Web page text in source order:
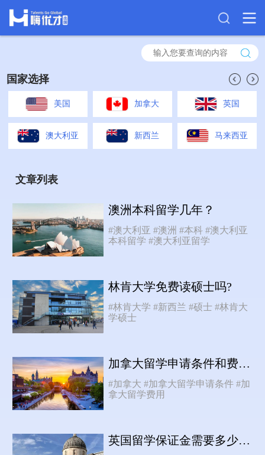
国家选择
美国 加拿大 英国
澳大利亚 新西兰 马来西亚
文章列表
澳洲本科留学几年？
#澳大利亚 #澳洲 #本科 #澳大利亚
本科留学 #澳大利亚留学
林肯大学免费读硕士吗?
#林肯大学 #新西兰 #硕士 #林肯大
学硕士
加拿大留学申请条件和费用是什么？
#加拿大 #加拿大留学申请条件 #加
拿大留学费用
英国留学保证金需要多少钱？